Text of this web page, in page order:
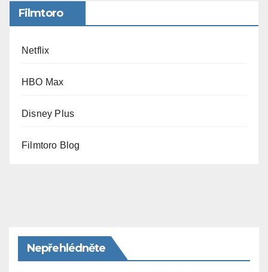
Filmtoro
Netflix
HBO Max
Disney Plus
Filmtoro Blog
Nepřehlédněte